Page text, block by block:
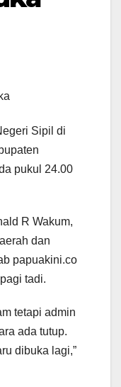
Sipil di
pukul 24.00
R Wakum,
dan
papuakini.co
tadi.
tetapi admin
ada tutup.
dibuka lagi,”